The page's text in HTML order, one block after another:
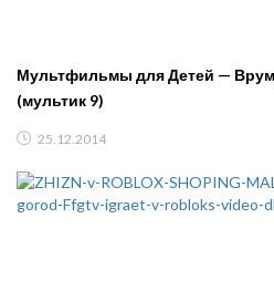
Мультфильмы для Детей —
(мультик 9)
25.12.2014